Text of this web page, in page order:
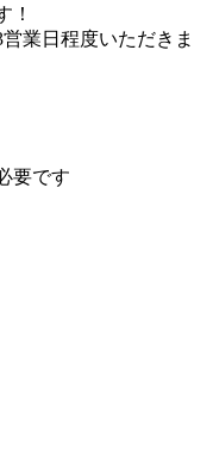
！
業日程度いただきま
要です